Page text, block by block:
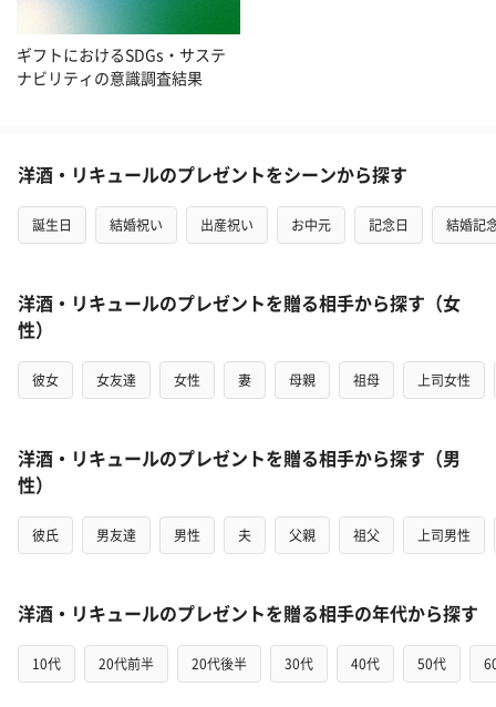
ギフトにおけるSDGs・サステ
ナビリティの意識調査結果
洋酒・リキュールのプレゼントをシーンから探す
誕生日 結婚祝い 出産祝い お中元 記念日 結婚記
洋酒・リキュールのプレゼントを贈る相手から探す（女
性）
彼女 女友達 女性 妻 母親 祖母 上司女性
洋酒・リキュールのプレゼントを贈る相手から探す（男
性）
彼氏 男友達 男性 夫 父親 祖父 上司男性
洋酒・リキュールのプレゼントを贈る相手の年代から探す
10代 20代前半 20代後半 30代 40代 50代